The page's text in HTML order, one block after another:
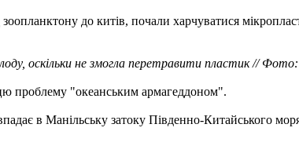
до китів, почали харчуватися
оскільки не змогла перетравити пластик //
проблему "океанським армагеддоном".
в Манільську затоку Південно-Китайського